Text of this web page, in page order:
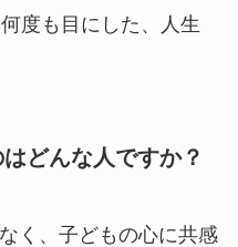
度も目にした、人生
どんな人ですか？
く、子どもの心に共感